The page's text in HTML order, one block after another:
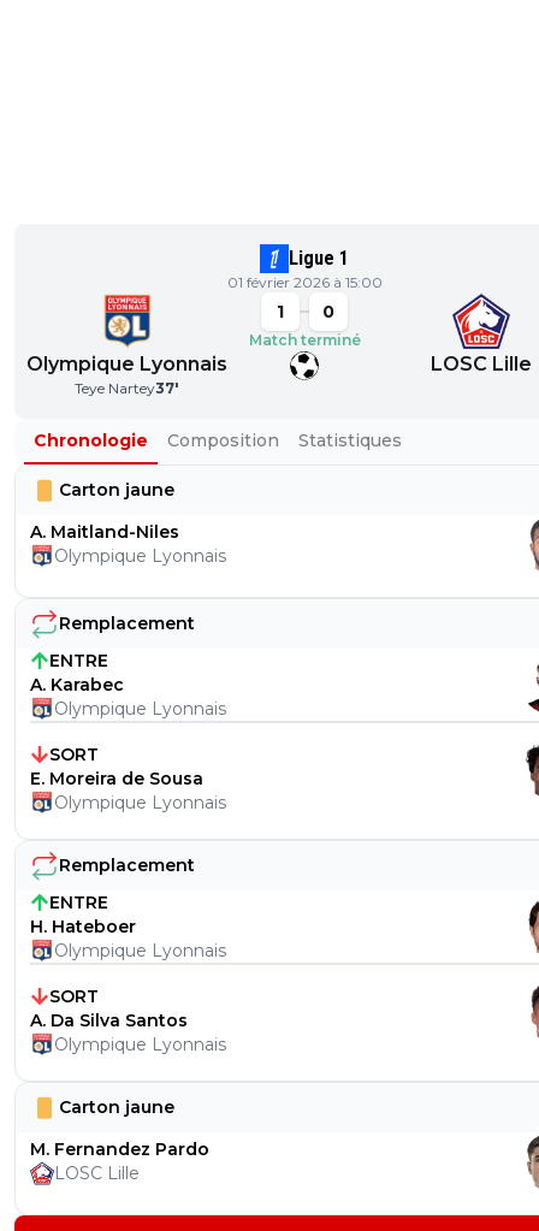
Ligue 1
01 février 2026 à 15:00
Olympique Lyonnais
Teye Nartey37'
1 0
Match terminé
LOSC Lille
Chronologie Composition Statistiques
Carton jaune
A. Maitland-Niles
Olympique Lyonnais
Remplacement
ENTRE
A. Karabec
Olympique Lyonnais
SORT
E. Moreira de Sousa
Olympique Lyonnais
Remplacement
ENTRE
H. Hateboer
Olympique Lyonnais
SORT
A. Da Silva Santos
Olympique Lyonnais
Carton jaune
M. Fernandez Pardo
LOSC Lille